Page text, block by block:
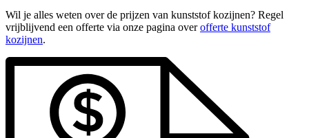
Wil je alles weten over de prijzen van kunststof kozijnen? Regel
vrijblijvend een offerte via onze pagina overofferte kunststof
kozijnen.